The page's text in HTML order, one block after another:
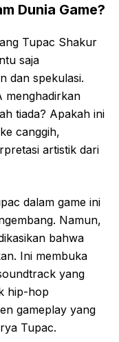
Dunia Game?
Tupac Shakur
saja
dan spekulasi.
menghadirkan
tiada? Apakah ini
canggih,
artistik dari
dalam game ini
Namun,
bahwa
Ini membuka
yang
hip-hop
gameplay yang
Tupac.